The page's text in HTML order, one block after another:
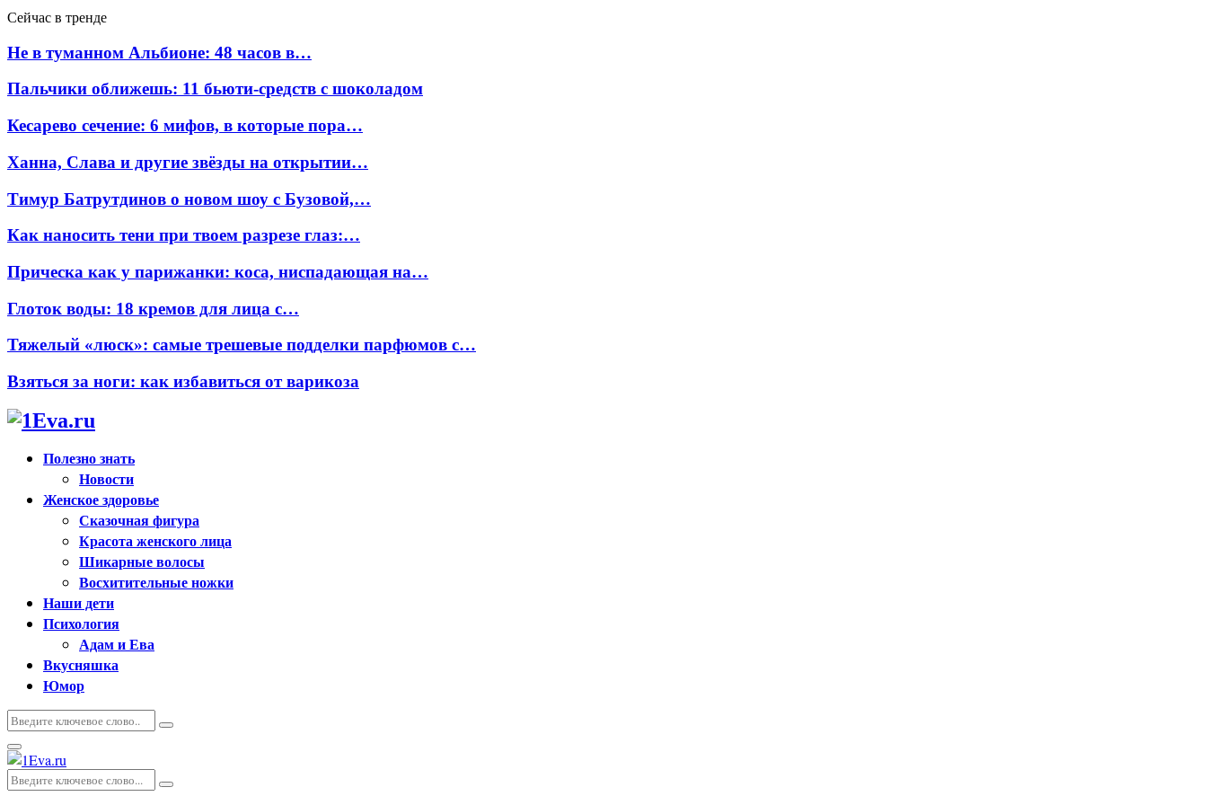
Сейчас в тренде
Не в туманном Альбионе: 48 часов в…
Пальчики оближешь: 11 бьюти-средств с шоколадом
Кесарево сечение: 6 мифов, в которые пора…
Ханна, Слава и другие звёзды на открытии…
Тимур Батрутдинов о новом шоу с Бузовой,…
Как наносить тени при твоем разрезе глаз:…
Прическа как у парижанки: коса, ниспадающая на…
Глоток воды: 18 кремов для лица с…
Тяжелый «люск»: самые трешевые подделки парфюмов с…
Взяться за ноги: как избавиться от варикоза
Полезно знать
Новости
Женское здоровье
Сказочная фигура
Красота женского лица
Шикарные волосы
Восхитительные ножки
Наши дети
Психология
Адам и Ева
Вкусняшка
Юмор
Искать:
Поиск
Основное
меню
Искать:
Поиск